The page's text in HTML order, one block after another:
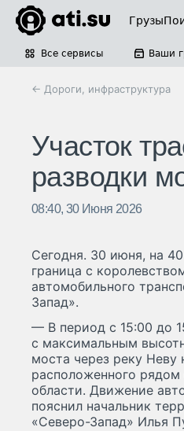
Грузы
Все сервисы Ваши
← Дороги, инфраструктура
Участок
разводки
08:40, 30 Июня 2026
Сегодня. 30 июня, на
граница с
автомобильного
Запад».
— В период с 15:00 до
с максимальным
моста через реку Неву
расположенного
области. Движение
пояснил начальник
«Северо-Запад» Илья